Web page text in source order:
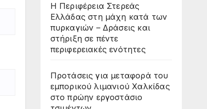
Η Περιφέρεια Στερεάς
Ελλάδας στη μάχη κατά των
πυρκαγιών – Δράσεις και
στήριξη σε πέντε
περιφερειακές ενότητες
Προτάσεις για μεταφορά του
εμπορικού λιμανιού Χαλκίδας
στο πρώην εργοστάσιο